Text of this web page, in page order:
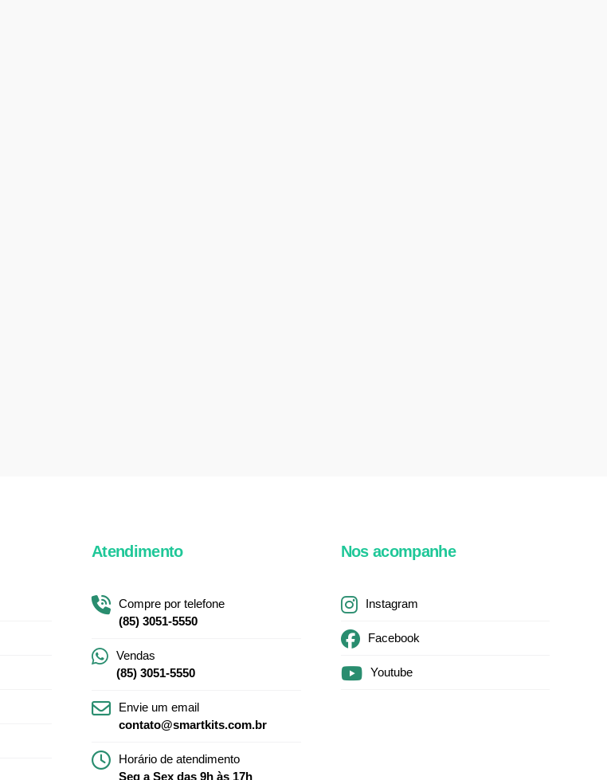
Atendimento
Compre por telefone
(85) 3051-5550
Vendas
(85) 3051-5550
Envie um email
contato@smartkits.com.br
Horário de atendimento
Seg a Sex das 9h às 17h
Nos acompanhe
Instagram
Facebook
Youtube